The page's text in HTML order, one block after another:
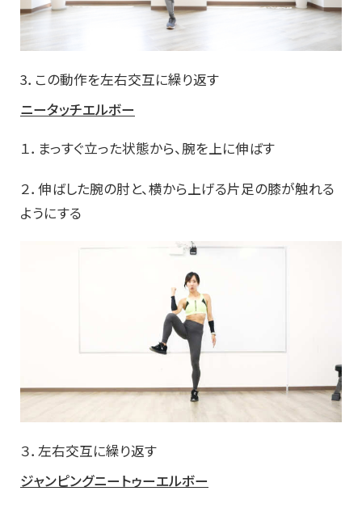
3．この動作を左右交互に繰り返す
ニータッチエルボー
１．まっすぐ立った状態から、腕を上に伸ばす
２．伸ばした腕の肘と、横から上げる片足の膝が触れる
ようにする
３．左右交互に繰り返す
ジャンピングニートゥーエルボー